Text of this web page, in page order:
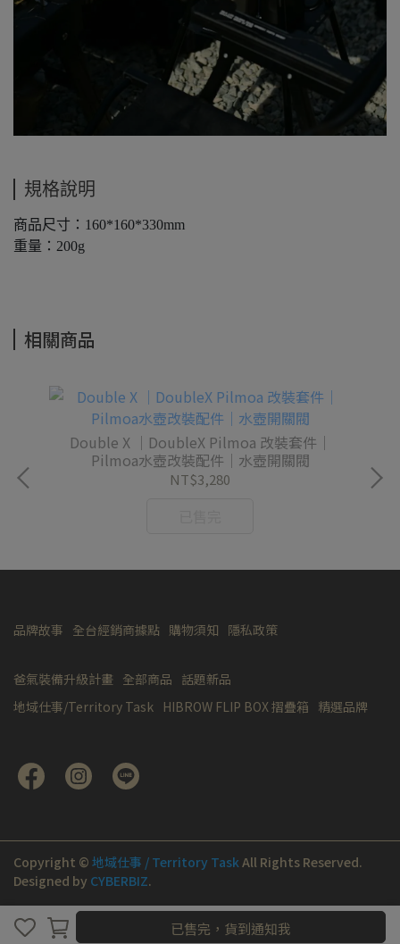
已售完，貨到通知我
規格說明
商品尺寸：160*160*330mm
重量：200g
相關商品
Double X ｜DoubleX Pilmoa 改裝套件｜
Pilmoa水壺改裝配件｜水壺開關閥
NT$3,280
品牌故事 全台經銷商據點 購物須知 隱私政策
爸氣裝備升級計畫 全部商品 話題新品
地域仕事/Territory Task HIBROW FLIP BOX 摺疊箱 精選品牌
Copyright © 地域仕事 / Territory Task All Rights Reserved.
Designed by CYBERBIZ.